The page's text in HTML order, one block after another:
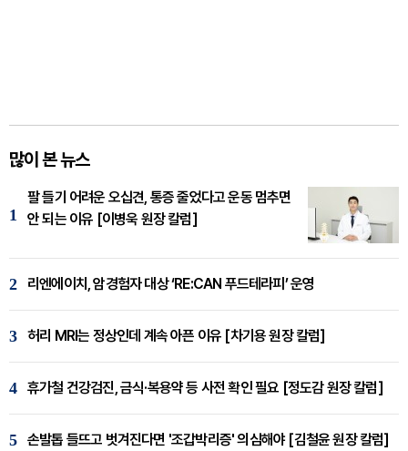
많이 본 뉴스
1
팔 들기 어려운 오십견, 통증 줄었다고 운동 멈추면
안 되는 이유 [이병욱 원장 칼럼]
2 리엔에이치, 암경험자 대상 ‘RE:CAN 푸드테라피’ 운영
3 허리 MRI는 정상인데 계속 아픈 이유 [차기용 원장 칼럼]
4 휴가철 건강검진, 금식·복용약 등 사전 확인 필요 [정도감 원장 칼럼]
5 손발톱 들뜨고 벗겨진다면 '조갑박리증' 의심해야 [김철윤 원장 칼럼]